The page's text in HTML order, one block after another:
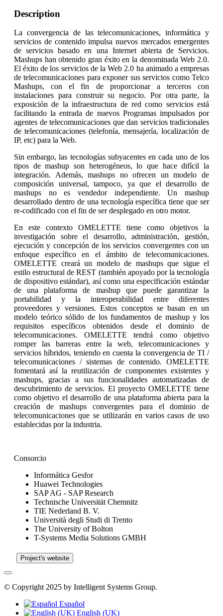
Description
La convergencia de las telecomunicaciones, informática y
servicios de contenido impulsa nuevos mercados emergentes
de servicios basado en una Internet abierta de Servicios.
Mashups han obtenido gran éxito en la denominada Web 2.0.
El éxito de los servicios de la Web 2.0 ha animado a empresas
de telecomunicaciones para exponer sus servicios como Telco
Mashups, con el fin de proporcionar a terceros con
instalaciones para construir su negocio. Por otra parte, la
exposición de la infraestructura de red como servicios está
facilitando la entrada de nuevos Programas impulsados ​​por
agentes de telecomunicaciones que dan servicios tradicionales
de telecomunicaciones (telefonía, mensajería, localización de
IP, etc) para la Web.
Sin embargo, las tecnologías subyacentes en cada uno de los
tipos de mashup son heterogéneos, lo que hace difícil la
integración. Además, mashups no ofrecen un modelo de
composición universal, tampoco, ya que el desarrollo de
mashups no es vendedor independiente. Un mashup
desarrollado dentro de una tecnología específica tiene que ser
re-codificado con el fin de ser desplegado en otro motor.
En este contexto OMELETTE tiene como objetivos la
investigación sobre el desarrollo, administración, gestión,
ejecución y concepción de los servicios convergentes con un
enfoque específico en el ámbito de telecomunicaciones.
OMELETTE creará un modelo de mashups que sigue el
estilo estructural de REST (también apoyado por la tecnología
de dispositivo estándar), así como una especificación estándar
de una plataforma de mashup que puede garantizar la
portabilidad y la interoperabilidad entre diferentes
proveedores y versiones. Estos conceptos se basan en un
modelo teórico sólido de los fundamentos de mashup y los
requisitos específicos obtenidos desde el dominio de
telecomunicaciones. OMELETTE tendrá como objetivo
romper las barreras entre la web, telecomunicaciones y
servicios híbridos, teniendo en cuenta la convergencia de TI /
telecomunicaciones / sistemas de contenido. OMELETTE
fomentará así la reutilización de componentes existentes y
mashups, gracias a sus funcionalidades automatizadas de
descubrimiento de servicios. El proyecto OMELETTE tiene
como objetivo el desarrollo de una plataforma abierta para la
creación de mashups convergentes para el dominio de
telecomunicaciones que se utilizarán en varios casos de uso
establecidas por la industria.
Consorcio
Informática Gesfor
Huawei Technologies
SAP AG - SAP Research
Technische Universität Chemnitz
TIE Nederland B. V.
Università degli Studi di Trento
The University of Bolton
T-Systems Media Solutions GMBH
Project's website
© Copyright 2025 by Intelligent Systems Group.
Español
English (UK)